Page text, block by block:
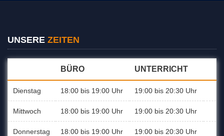
UNSERE ZEITEN
BÜRO UNTERRICHT
Dienstag 18:00 bis 19:00 Uhr 19:00 bis 20:30 Uhr
Mittwoch 18:00 bis 19:00 Uhr 19:00 bis 20:30 Uhr
Donnerstag 18:00 bis 19:00 Uhr 19:00 bis 20:30 Uhr